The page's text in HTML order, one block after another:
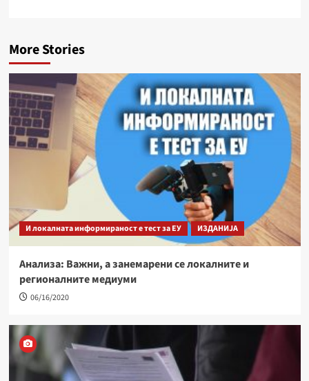
More Stories
И локалната информираност е тест за ЕУ ИЗДАНИЈА
Анализа: Важни, а занемарени се локалните и
регионалните медиуми
06/16/2020